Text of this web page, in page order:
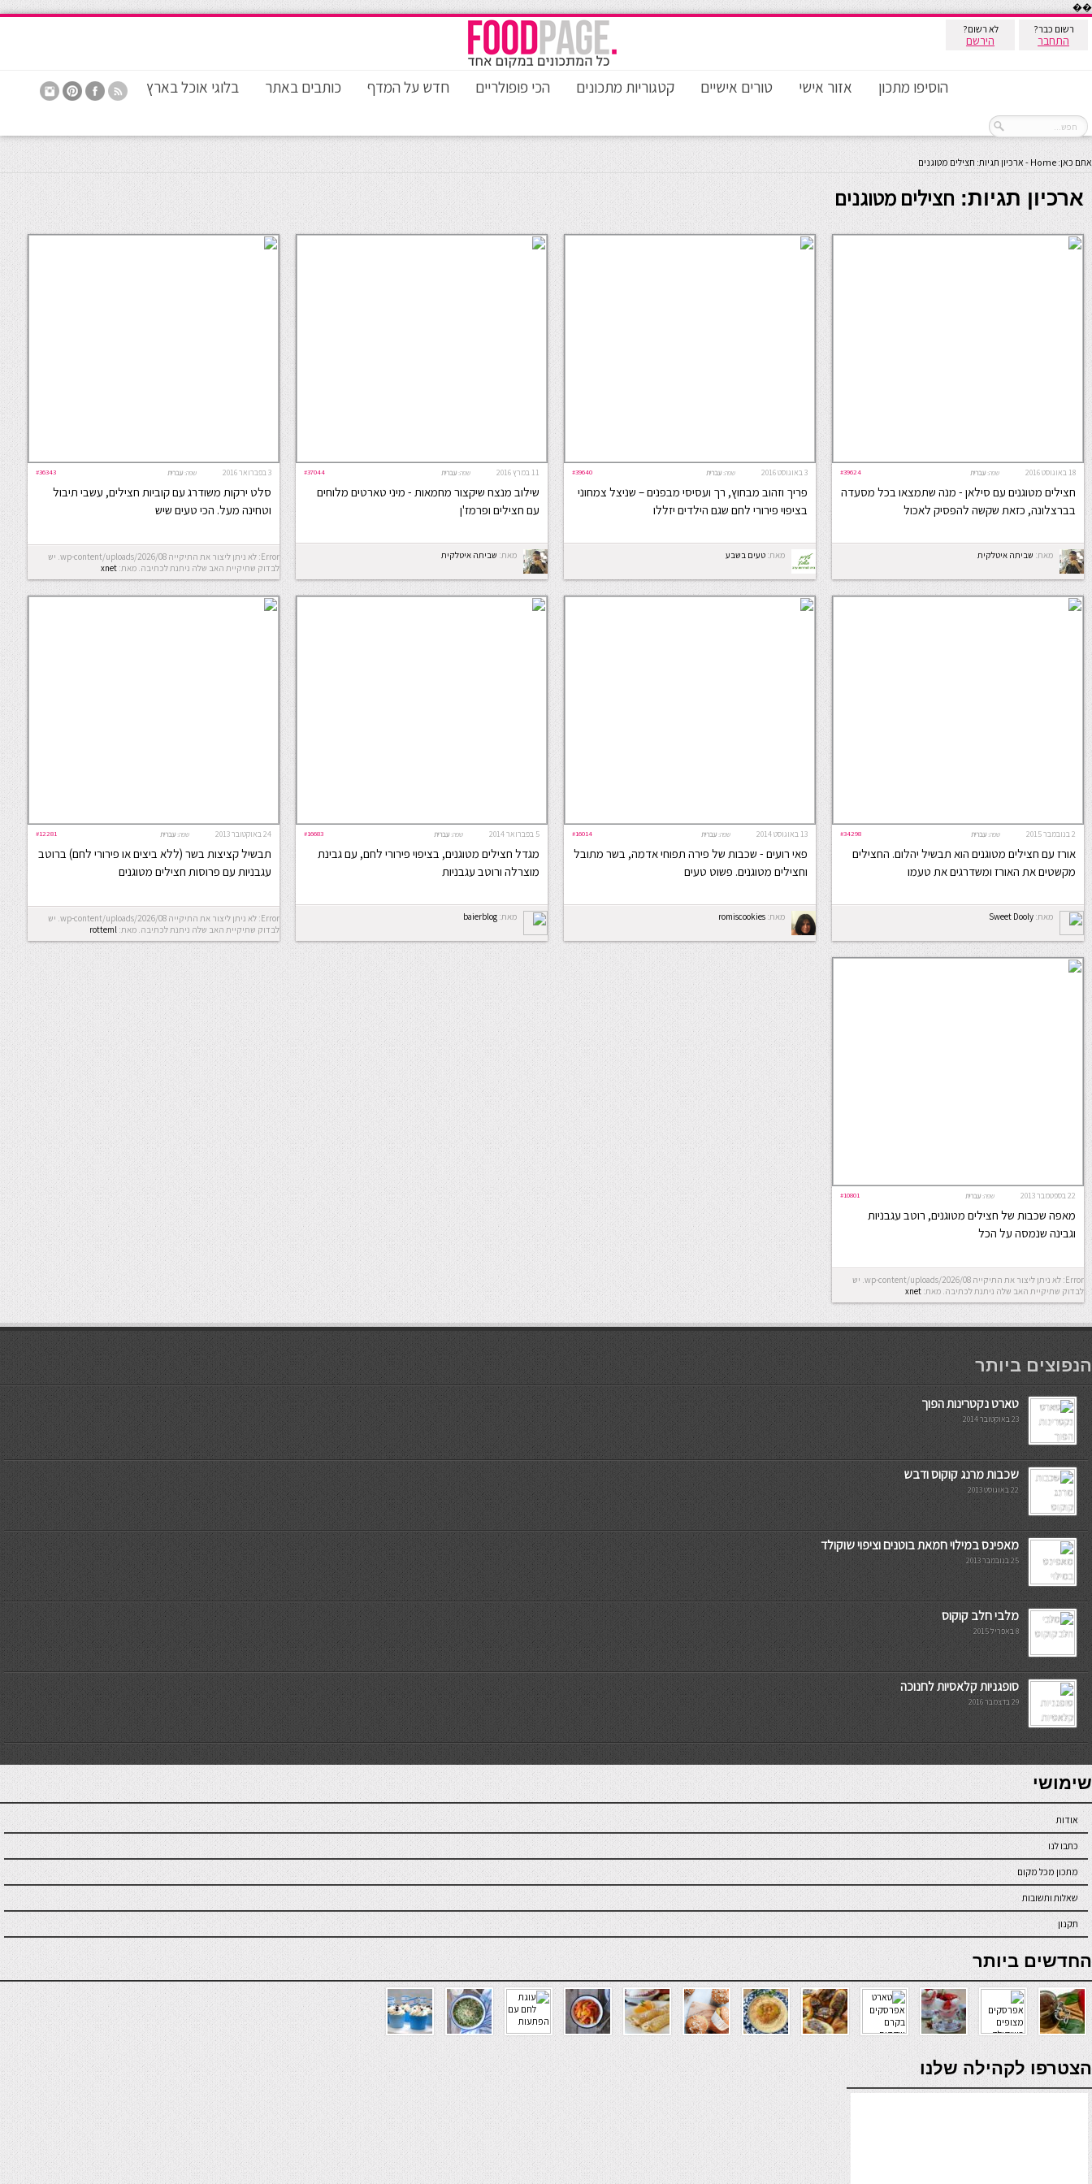
��
רשום כבר?
התחבר
לא רשום?
הירשם
הוסיפו מתכון אזור אישי טורים אישיים קטגוריות מתכונים הכי פופולריים חדש על המדף כותבים באתר בלוגי אוכל בארץ
אתם כאן: Home
- ארכיון תגיות: חצילים מטוגנים
ארכיון תגיות:חצילים מטוגנים
18 באוגוסט 2016 #39624 שפה: עברית
חצילים מטוגנים עם סילאן - מנה שתמצאו בכל מסעדה
בברצלונה, כזאת שקשה להפסיק לאכול
מאת: שביתה איטלקית
3 באוגוסט 2016 #39640 שפה: עברית
פריך וזהוב מבחוץ, רך ועסיסי מבפנים – שניצל צמחוני
בציפוי פירורי לחם שגם הילדים יזללו
מאת: טעים בשבע
11 במרץ 2016 #37044 שפה: עברית
שילוב מנצח שיקצור מחמאות - מיני טארטים מלוחים
עם חצילים ופרמז'ן
מאת: שביתה איטלקית
3 בפברואר 2016 #36343 שפה: עברית
סלט ירקות משודרג עם קוביות חצילים, עשבי תיבול
וטחינה מעל. הכי טעים שיש
Error: לא ניתן ליצור את התיקייה wp-content/uploads/2026/08. יש
לבדוק שתיקיית האב שלה ניתנת לכתיבה. מאת: xnet
2 בנובמבר 2015 #34298 שפה: עברית
אורז עם חצילים מטוגנים הוא תבשיל יהלום. החצילים
מקשטים את האורז ומשדרגים את טעמו
מאת: Sweet Dooly
13 באוגוסט 2014 #16014 שפה: עברית
פאי רועים - שכבות של פירה תפוחי אדמה, בשר מתובל
וחצילים מטוגנים. פשוט טעים
מאת: romiscookies
5 בפברואר 2014 #16683 שפה: עברית
מגדל חצילים מטוגנים, בציפוי פירורי לחם, עם גבינת
מוצרלה ורוטב עגבניות
מאת: baierblog
24 באוקטובר 2013 #12281 שפה: עברית
תבשיל קציצות בשר (ללא ביצים או פירורי לחם) ברוטב
עגבניות עם פרוסות חצילים מטוגנים
Error: לא ניתן ליצור את התיקייה wp-content/uploads/2026/08. יש
לבדוק שתיקיית האב שלה ניתנת לכתיבה. מאת: rotteml
22 בספטמבר 2013 #10801 שפה: עברית
מאפה שכבות של חצילים מטוגנים, רוטב עגבניות
וגבינה שנמסה על הכל
Error: לא ניתן ליצור את התיקייה wp-content/uploads/2026/08. יש
לבדוק שתיקיית האב שלה ניתנת לכתיבה. מאת: xnet
мостбет кг
הנפוצים ביותר
טארט נקטרינות הפוך
23 באוקטובר 2014
שכבות מרנג קוקוס ודבש
22 באוגוסט 2013
מאפינס במילוי חמאת בוטנים וציפוי שוקולד
25 בנובמבר 2013
מלבי חלב קוקוס
8 באפריל 2015
סופגניות קלאסיות לחנוכה
29 בדצמבר 2016
7slots
seriöse online casinos österreich
שימושי
אודות
כתבו לנו
מתכון מכל מקום
שאלות ותשובות
תקנון
online casino
החדשים ביותר
verde casino
הצטרפו לקהילה שלנו